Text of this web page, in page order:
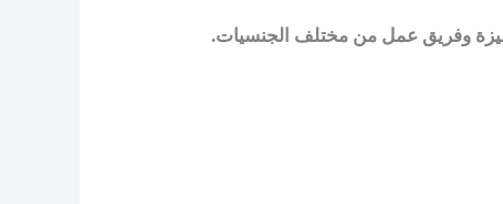
وفريق عمل من مختلف الجنسيات.